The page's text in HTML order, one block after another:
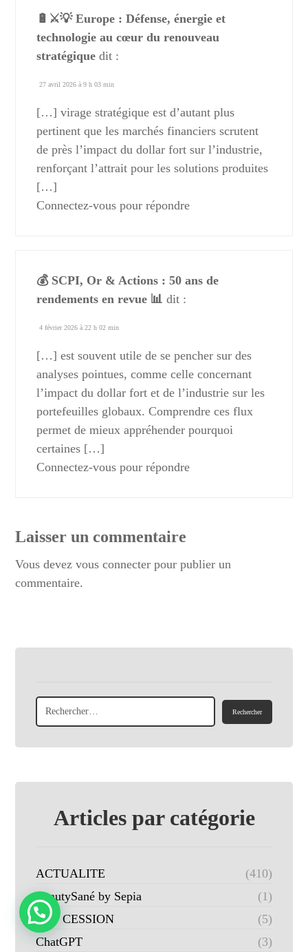
🔋⚔️💡 Europe : Défense, énergie et
technologie au cœur du renouveau
stratégique dit :
27 avril 2026 à 9 h 03 min
[…] virage stratégique est d’autant plus
pertinent que les marchés financiers scrutent
de près l’impact du dollar fort sur l’industrie,
renforçant l’attrait pour les solutions produites
[…]
Connectez-vous pour répondre
💰 SCPI, Or & Actions : 50 ans de
rendements en revue 📊 dit :
4 février 2026 à 22 h 02 min
[…] est souvent utile de se pencher sur des
analyses pointues, comme celle concernant
l’impact du dollar fort et de l’industrie sur les
portefeuilles globaux. Comprendre ces flux
permet de mieux appréhender pourquoi
certaines […]
Connectez-vous pour répondre
Laisser un commentaire
Vous devezvous connecter pour publier un
commentaire.
Articles par catégorie
ACTUALITE
(410)
BeautySané by Sepia
(1)
CAP CESSION
(5)
ChatGPT
(3)